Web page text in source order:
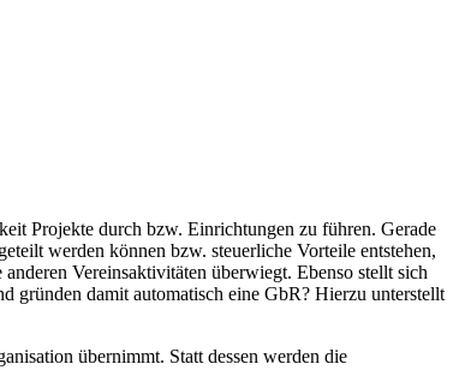
Projekte durch bzw. Einrichtungen zu führen. Gerade
werden können bzw. steuerliche Vorteile entstehen,
Vereinsaktivitäten überwiegt. Ebenso stellt sich
gründen damit automatisch eine GbR? Hierzu unterstellt
übernimmt. Statt dessen werden die